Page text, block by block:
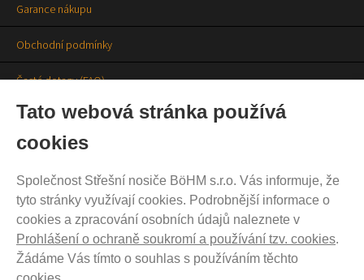
Tato webová stránka používá
cookies
Společnost Střešní nosiče BöHM s.r.o. Vás informuje, že
tyto stránky využívají cookies. Podrobnější informace o
cookies a zpracování osobních údajů naleznete v
Prohlášení o ochraně soukromí a používání tzv. cookies.
Žádáme Vás tímto o souhlas s používáním těchto
Garance nákupu
Obchodní podmínky
Časté dotazy (FAQ)
Prodejny
Aktuality
Kontakty
Ochrana soukromí
Cookies nastavení